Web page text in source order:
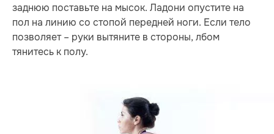
заднюю поставьте на мысок. Ладони опустите на
пол на линию со стопой передней ноги. Если тело
позволяет – руки вытяните в стороны, лбом
тянитесь к полу.